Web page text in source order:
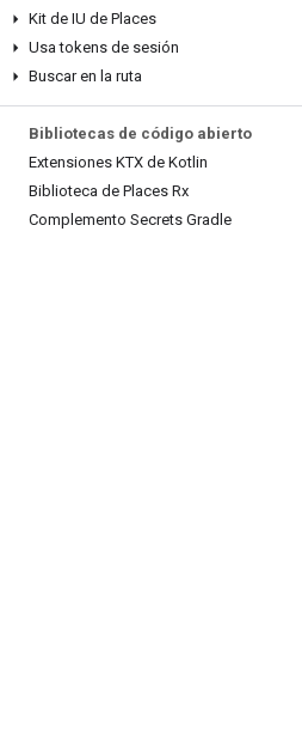
Kit de IU de Places
Usa tokens de sesión
Buscar en la ruta
Bibliotecas de código abierto
Extensiones KTX de Kotlin
Biblioteca de Places Rx
Complemento Secrets Gradle